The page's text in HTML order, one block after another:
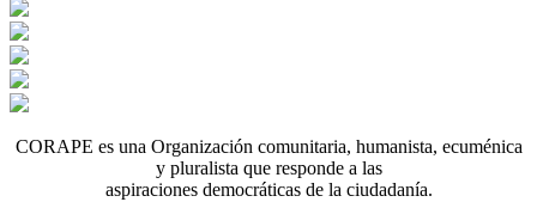
CORAPE es una Organización comunitaria, humanista, ecuménica
y pluralista que responde a las
aspiraciones democráticas de la ciudadanía.